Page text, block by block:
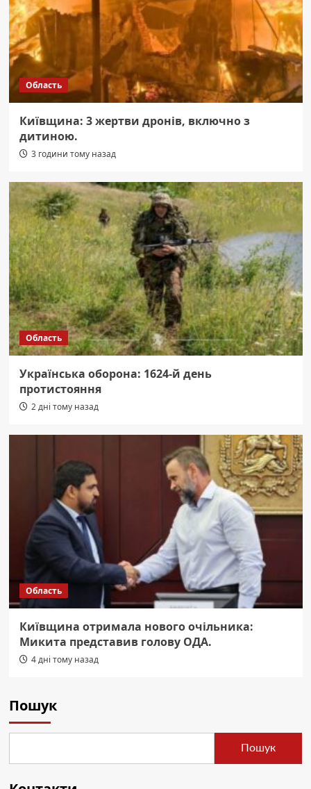
Область
Київщина: 3 жертви дронів, включно з
дитиною.
3 години тому назад
Область
Українська оборона: 1624-й день
протистояння
2 дні тому назад
Область
Київщина отримала нового очільника:
Микита представив голову ОДА.
4 дні тому назад
Пошук
Пошук